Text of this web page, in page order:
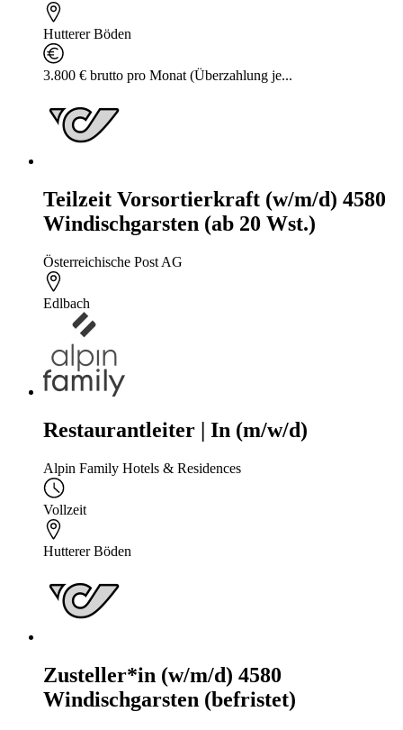
Hutterer Böden
3.800 € brutto pro Monat (Überzahlung je...
Teilzeit Vorsortierkraft (w/m/d) 4580
Windischgarsten (ab 20 Wst.)
Österreichische Post AG
Edlbach
Restaurantleiter | In (m/w/d)
Alpin Family Hotels & Residences
Vollzeit
Hutterer Böden
Zusteller*in (w/m/d) 4580
Windischgarsten (befristet)